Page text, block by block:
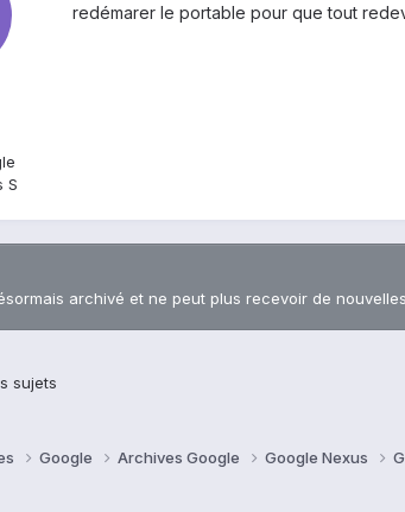
S
redémarer le portable pour que tout
archivé et ne peut plus recevoir de
sujets
Google Archives Google Google Nexus